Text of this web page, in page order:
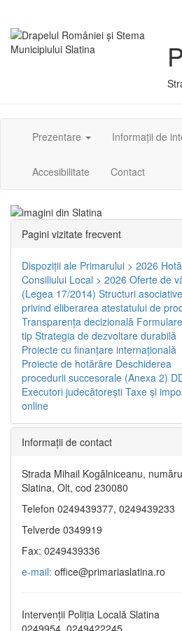
Prezentare Informații de
Accesibilitate Contact
Pagini vizitate frecvent
Dispoziţii ale Primarului > 2026
Consiliului Local > 2026 Oferte de
(Legea 17/2014) Structuri asociative
privind eliberarea atestatului de
Transparenţa decizională
tip Strategia de dezvoltare durabilă
Proiecte cu finanţare internaţională
Proiecte de hotărâre Deschiderea
procedurii succesorale (Anexa 2)
Executori judecătorești Taxe şi
online
Informaţii de contact
Strada Mihail Kogălniceanu,
Slatina, Olt, cod 230080
Telefon 0249439377, 0249439233
Telverde 0349919
Fax: 0249439336
e-mail: office@primariaslatina.ro
Intervenții Poliția Locală Slatina